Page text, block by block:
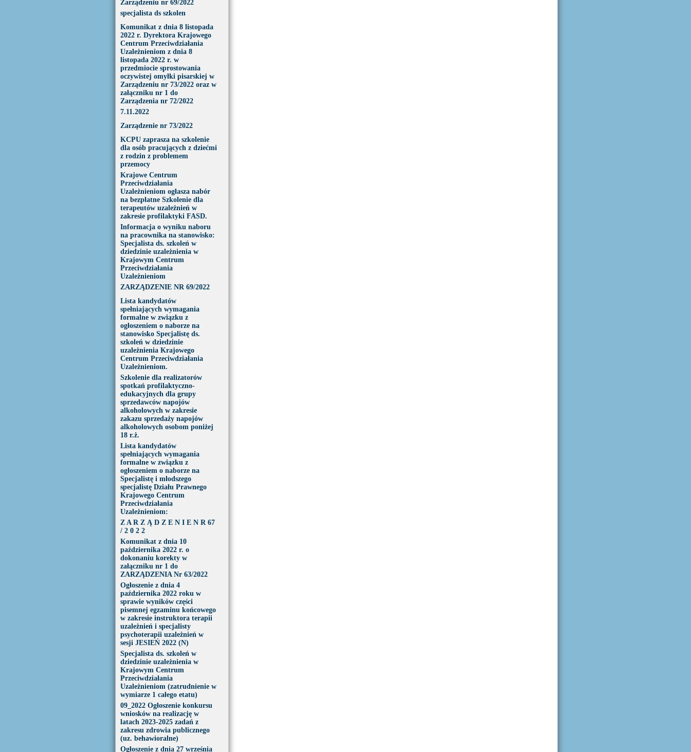
Zarządzeniu nr 69/2022
specjalista ds szkolen
Komunikat z dnia 8 listopada
2022 r. Dyrektora Krajowego
Centrum Przeciwdziałania
Uzależnieniom z dnia 8
listopada 2022 r. w
przedmiocie sprostowania
oczywistej omyłki pisarskiej w
Zarządzeniu nr 73/2022 oraz w
załączniku nr 1 do
Zarządzenia nr 72/2022
7.11.2022
Zarządzenie nr 73/2022
KCPU zaprasza na szkolenie
dla osób pracujących z dziećmi
z rodzin z problemem
przemocy
Krajowe Centrum
Przeciwdziałania
Uzależnieniom ogłasza nabór
na bezpłatne Szkolenie dla
terapeutów uzależnień w
zakresie profilaktyki FASD.
Informacja o wyniku naboru
na pracownika na stanowisko:
Specjalista ds. szkoleń w
dziedzinie uzależnienia w
Krajowym Centrum
Przeciwdziałania
Uzależnieniom
ZARZĄDZENIE NR 69/2022
Lista kandydatów
spełniających wymagania
formalne w związku z
ogłoszeniem o naborze na
stanowisko Specjalistę ds.
szkoleń w dziedzinie
uzależnienia Krajowego
Centrum Przeciwdziałania
Uzależnieniom.
Szkolenie dla realizatorów
spotkań profilaktyczno-
edukacyjnych dla grupy
sprzedawców napojów
alkoholowych w zakresie
zakazu sprzedaży napojów
alkoholowych osobom poniżej
18 r.ż.
Lista kandydatów
spełniających wymagania
formalne w związku z
ogłoszeniem o naborze na
Specjalistę i młodszego
specjalistę Działu Prawnego
Krajowego Centrum
Przeciwdziałania
Uzależnieniom:
Z A R Z Ą D Z E N I E N R 67
/ 2 0 2 2
Komunikat z dnia 10
października 2022 r. o
dokonaniu korekty w
załączniku nr 1 do
ZARZĄDZENIA Nr 63/2022
Ogłoszenie z dnia 4
października 2022 roku w
sprawie wyników części
pisemnej egzaminu końcowego
w zakresie instruktora terapii
uzależnień i specjalisty
psychoterapii uzależnień w
sesji JESIEŃ 2022 (N)
Specjalista ds. szkoleń w
dziedzinie uzależnienia w
Krajowym Centrum
Przeciwdziałania
Uzależnieniom (zatrudnienie w
wymiarze 1 całego etatu)
09_2022 Ogłoszenie konkursu
wniosków na realizację w
latach 2023-2025 zadań z
zakresu zdrowia publicznego
(uz. behawioralne)
Ogłoszenie z dnia 27 września